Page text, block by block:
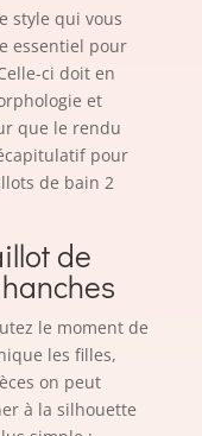
style qui vous
essentiel pour
ci doit en
et
que le rendu
pour
de bain 2
de
le moment de
les filles,
on peut
à la silhouette